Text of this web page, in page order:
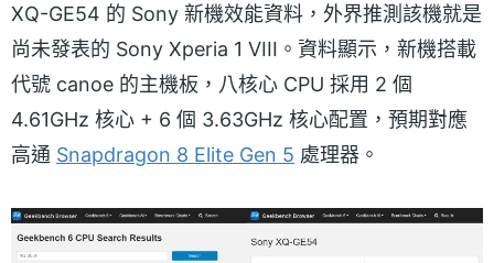
XQ-GE54 的 Sony 新機效能資料，外界推測該機就是
尚未發表的 Sony Xperia 1 VIII。資料顯示，新機搭載
代號 canoe 的主機板，八核心 CPU 採用 2 個
4.61GHz 核心 + 6 個 3.63GHz 核心配置，預期對應
高通 Snapdragon 8 Elite Gen 5 處理器。